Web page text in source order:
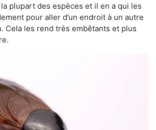
plupart des espèces et il en a qui les
pour aller d’un endroit à un autre
Cela les rend très embêtants et plus